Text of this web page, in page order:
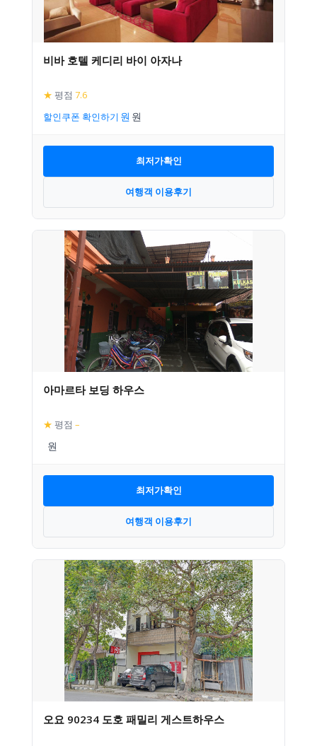
비바 호텔 케디리 바이 아자나
★ 평점 7.6
할인쿠폰 확인하기
최저가확인
여행객 이용후기
아마르타 보딩 하우스
★ 평점 –
최저가확인
여행객 이용후기
오요 90234 도호 패밀리 게스트하우스